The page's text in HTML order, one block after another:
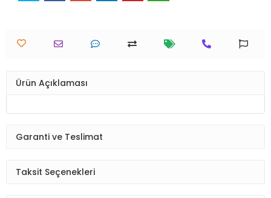
Ürün Açıklaması
Garanti ve Teslimat
Taksit Seçenekleri